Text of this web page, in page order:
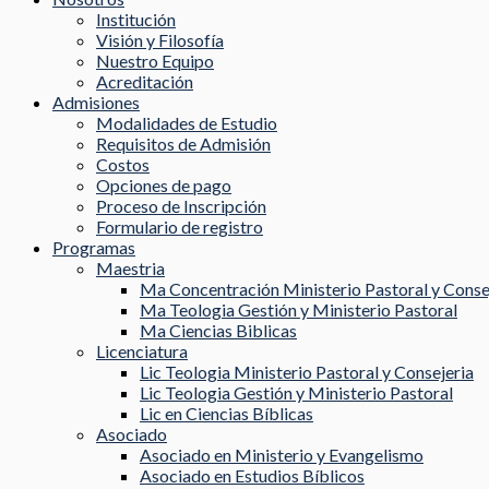
Institución
Visión y Filosofía
Nuestro Equipo
Acreditación
Admisiones
Modalidades de Estudio
Requisitos de Admisión
Costos
Opciones de pago
Proceso de Inscripción
Formulario de registro
Programas
Maestria
Ma Concentración Ministerio Pastoral y
Ma Teologia Gestión y Ministerio Pastoral
Ma Ciencias Biblicas
Licenciatura
Lic Teologia Ministerio Pastoral y Consejeria
Lic Teologia Gestión y Ministerio Pastoral
Lic en Ciencias Bíblicas
Asociado
Asociado en Ministerio y Evangelismo
Asociado en Estudios Bíblicos